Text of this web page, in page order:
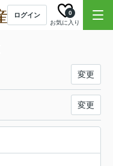
ログイン
お気に入り
0
変更
変更